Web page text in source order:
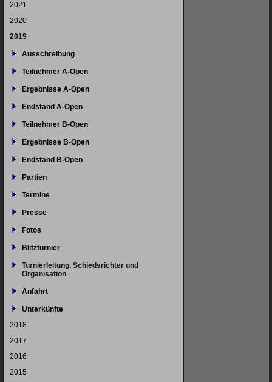
2021
2020
2019
Ausschreibung
Teilnehmer A-Open
Ergebnisse A-Open
Endstand A-Open
Teilnehmer B-Open
Ergebnisse B-Open
Endstand B-Open
Partien
Termine
Presse
Fotos
Blitzturnier
Turnierleitung, Schiedsrichter und
Organisation
Anfahrt
Unterkünfte
2018
2017
2016
2015